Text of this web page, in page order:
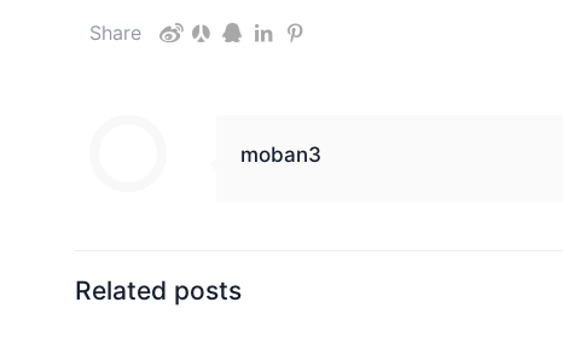
Share
moban3
Related posts